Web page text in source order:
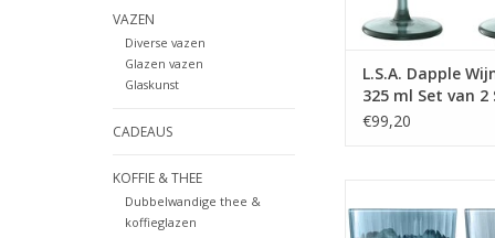
VAZEN
Diverse vazen
Glazen vazen
Glaskunst
CADEAUS
KOFFIE & THEE
Dubbelwandige thee &
koffieglazen
L.S.A. Dapple
325 ml Set van 2
Water Blue
€99,20
310 ml Set van 4